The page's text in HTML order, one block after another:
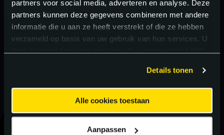
partners voor social media, adverteren en analyse. Deze
partners kunnen deze gegevens combineren met andere
informatie die u aan ze heeft verstrekt of die ze hebben
verzameld op basis van uw gebruik van hun services. U
Details tonen
Alle cookies toestaan
Aanpassen